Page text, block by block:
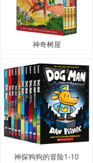
神奇树屋
神探狗狗的冒险1-10